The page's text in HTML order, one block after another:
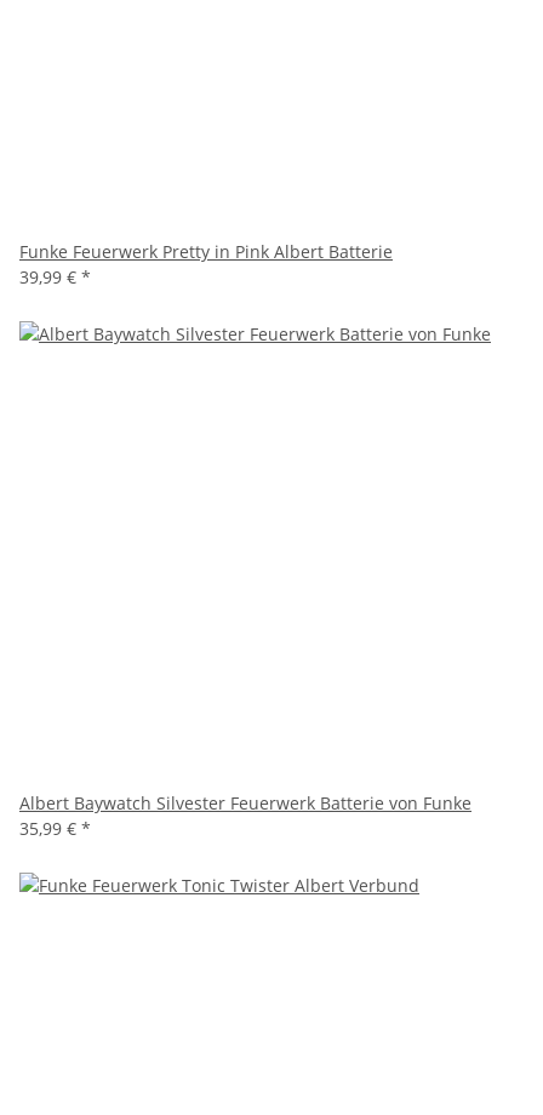
Funke Feuerwerk Pretty in Pink Albert Batterie
39,99 € *
Albert Baywatch Silvester Feuerwerk Batterie von Funke
35,99 € *